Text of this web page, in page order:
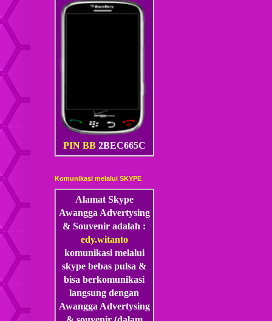
PIN BB 2BEC665C
Komunikasi melalui SKYPE
Alamat Skype
Awangga Advertysing
& Souvenir adalah :
edy.witanto
komunikasi melalui
skype bebas pulsa &
bisa berkomunikasi
langsung dengan
Awangga Advertysing